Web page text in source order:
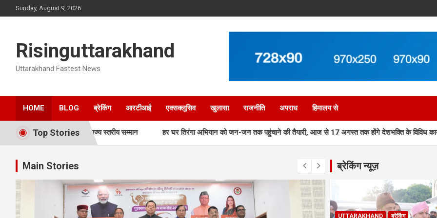
to
Sunday, August 9, 2026
Risinguttarakhand
Uttarakhand Fastest News
HOME BLOG ब्रेकिंग आरटीआई एक्सक्लूसिव खुलासा राजनीति अपराध हिमालय से
Top Stories
को राज्य स्तरीय सम्मान हर घर तिरंगा अभियान को जन-जन तक पहुंचाने की तैयारी, आज से 17 अगस्त तक होंगे देशभक्ति के विविध कार्यक्रम
Main Stories ब्रेकिंग न्यूज़
UTTARAKHAND ब्रेकिंग